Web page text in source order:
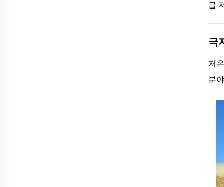
급
극
저
분